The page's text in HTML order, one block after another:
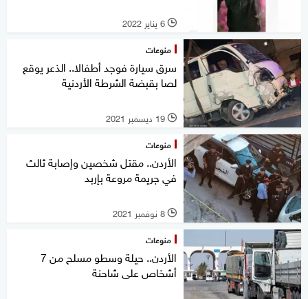
l 6 يناير 2022
منوعات
سرق سيارة فوجد أطفالا.. الذعر يوقع
لصا بقبضة الشرطة الأردنية
l 19 ديسمبر 2021
منوعات
الأردن.. مقتل شخصين وإصابة ثالث
في جريمة مروعة بإربد
l 8 نوفمبر 2021
منوعات
الأردن.. حيلة وسطو مسلح من 7
أشخاص على شاحنة